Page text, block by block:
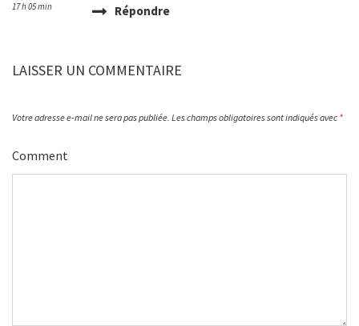
17 h 05 min
Répondre
LAISSER UN COMMENTAIRE
Votre adresse e-mail ne sera pas publiée. Les champs obligatoires sont indiqués avec *
Comment